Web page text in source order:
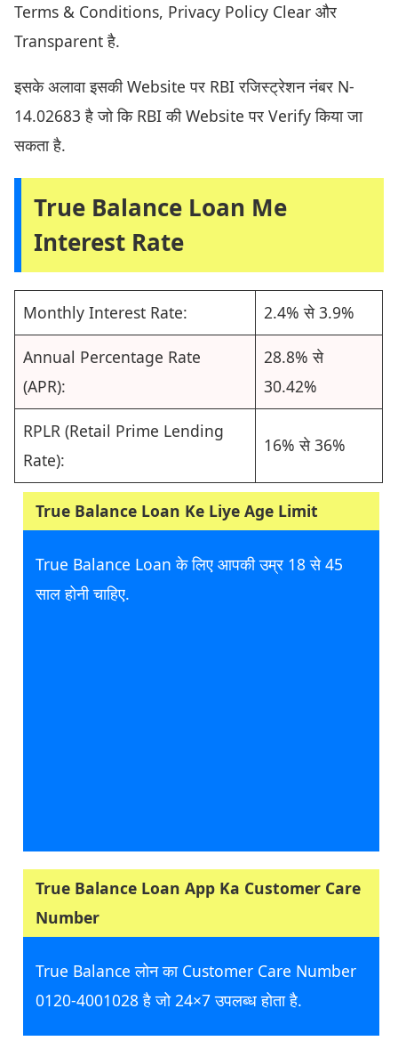
Terms & Conditions, Privacy Policy Clear और
Transparent है.
इसके अलावा इसकी Website पर RBI रजिस्ट्रेशन नंबर N-
14.02683 है जो कि RBI की Website पर Verify किया जा
सकता है.
True Balance Loan Me
Interest Rate
Monthly Interest Rate: 2.4% से 3.9%
Annual Percentage Rate
(APR):
28.8% से
30.42%
RPLR (Retail Prime Lending
Rate):
16% से 36%
True Balance Loan Ke Liye Age Limit
True Balance Loan के लिए आपकी उम्र 18 से 45
साल होनी चाहिए.
True Balance Loan App Ka Customer Care
Number
True Balance लोन का Customer Care Number
0120-4001028 है जो 24×7 उपलब्ध होता है.